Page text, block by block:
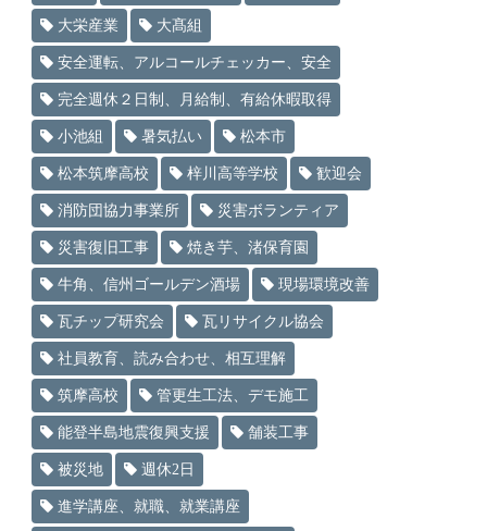
大栄産業 大髙組
安全運転、アルコールチェッカー、安全
完全週休２日制、月給制、有給休暇取得
小池組 暑気払い 松本市
松本筑摩高校 梓川高等学校 歓迎会
消防団協力事業所 災害ボランティア
災害復旧工事 焼き芋、渚保育園
牛角、信州ゴールデン酒場 現場環境改善
瓦チップ研究会 瓦リサイクル協会
社員教育、読み合わせ、相互理解
筑摩高校 管更生工法、デモ施工
能登半島地震復興支援 舗装工事
被災地 週休2日
進学講座、就職、就業講座